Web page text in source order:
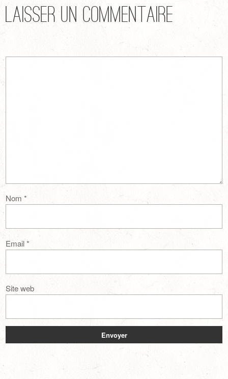
Laisser un commentaire
Nom*
Email*
Site web